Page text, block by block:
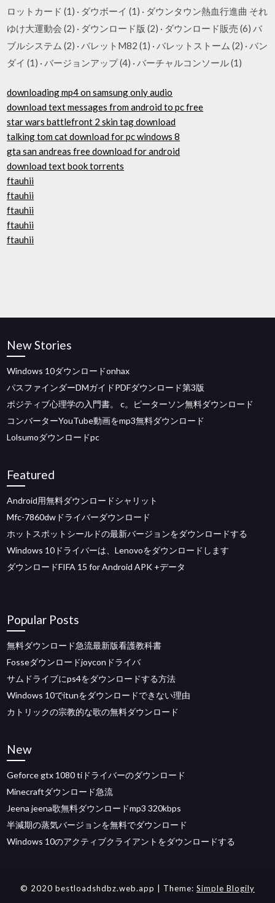
ロットカード (1) · ダウボーイ (1) · ダウンタウン熱血行進曲 それ
ゆけ大運動会 (2) · ダウンロード版 (2) · ダウンロード販売 (6) バ
ブルシステム (2) · バレットM82 (1) · バレットストーム (2) · バン
ダイ (1) · バージョンアップ (4) · バーチャルコンソール (1)
downloading mp4 on samsung only audio
download text messages from android to pc free
star wars battlefront 2 skin tag download
talking tom cat download for pc windows 8
gta san andreas free download for android
download text book torrents
ftauhii
ftauhii
ftauhii
ftauhii
ftauhii
New Stories
Windows 10ダウンロードonhax
パスファインダーDMガイドPDFダウンロード第3版
ポジティブ心理学の入門書。 c。ピーターソン無料ダウンロード
コンバーターYouTube動画をmp3無料ダウンロード
Lolsumoダウンロードpc
Featured
Android用無料ダウンロードシャリット
Mfc-7860dwドライバーダウンロード
ホットスポットシールドの最新バージョンをダウンロードする
Windows 10ドライバーは、Lenovoをダウンロードします
ダウンロードFIFA 15 for Android APK +データ
Popular Posts
無料ダウンロード急流最新版看護教科書
Fosseダウンロードjoyconドライバ
サムドライブにps4をダウンロードする方法
Windows 10でitunをダウンロードできない理由
カトリックの宗教的な歌の無料ダウンロード
New
Geforce gtx 1080 tiドライバーのダウンロード
Minecraftダウンロード急流
Jeena jeena歌無料ダウンロードmp3 320kbps
半減期の蒸気バージョンを無料でダウンロード
Windows 10のアクティブクライアントをダウンロードする
© 2020 bestloadshdbz.web.app | Theme: Simple Blogily